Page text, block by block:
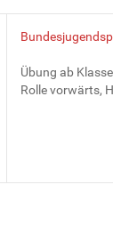
Übung ab
Rolle vorwärts,